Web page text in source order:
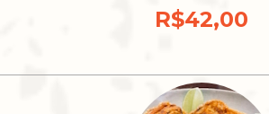
R$42,00